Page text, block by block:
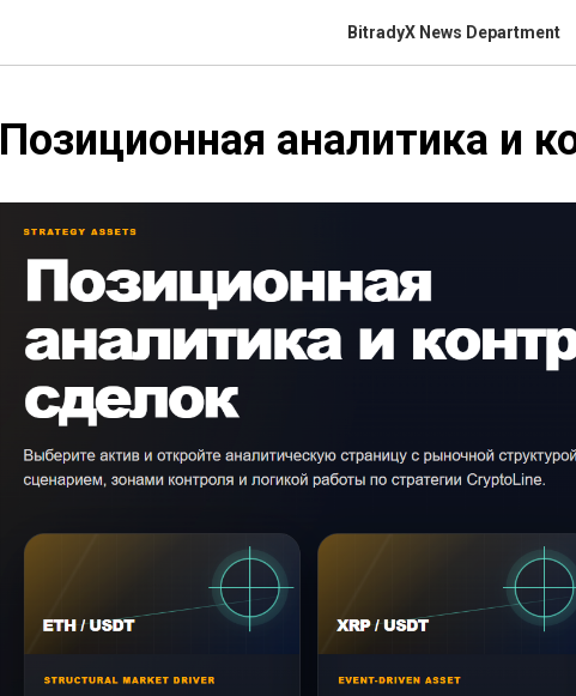
BitradyX News Department
Позиционная аналитика и